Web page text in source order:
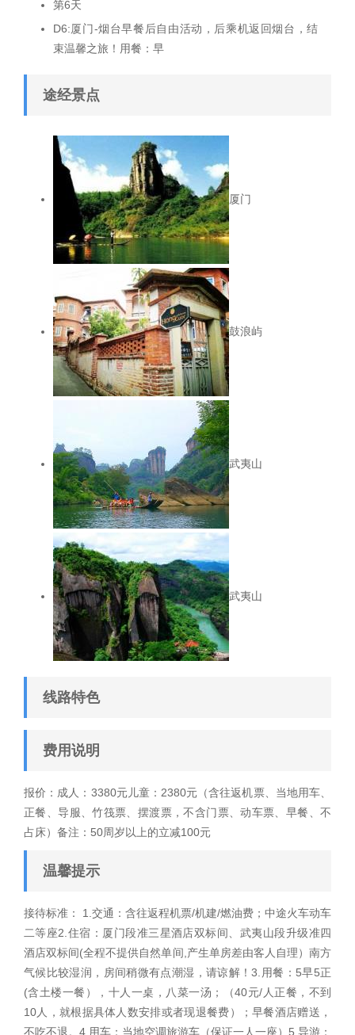
第6天
D6:厦门-烟台早餐后自由活动，后乘机返回烟台，结
束温馨之旅！用餐：早
途经景点
厦门
鼓浪屿
武夷山
武夷山
线路特色
费用说明
报价：成人：3380元儿童：2380元（含往返机票、当地用车、
正餐、导服、竹筏票、摆渡票，不含门票、动车票、早餐、不
占床）备注：50周岁以上的立减100元
温馨提示
接待标准： 1.交通：含往返程机票/机建/燃油费；中途火车动车
二等座2.住宿：厦门段准三星酒店双标间、武夷山段升级准四
酒店双标间(全程不提供自然单间,产生单房差由客人自理）南方
气候比较湿润，房间稍微有点潮湿，请谅解！3.用餐：5早5正
(含土楼一餐），十人一桌，八菜一汤；（40元/人正餐，不到
10人，就根据具体人数安排或者现退餐费）；早餐酒店赠送，
不吃不退。4.用车：当地空调旅游车（保证一人一座）5.导游：